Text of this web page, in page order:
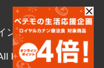
ンストア
Rights Reserved.